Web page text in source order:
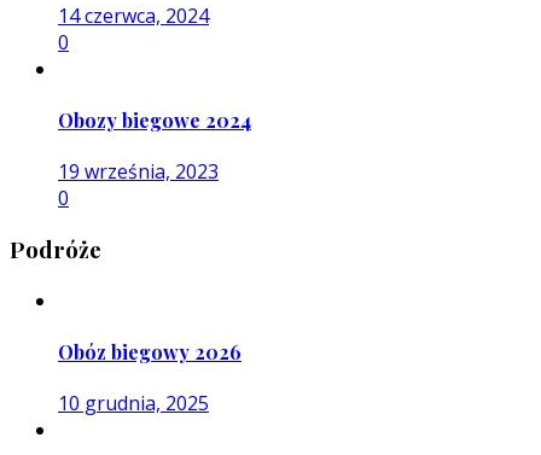
14 czerwca, 2024
0
Obozy biegowe 2024
19 września, 2023
0
Podróże
Obóz biegowy 2026
10 grudnia, 2025